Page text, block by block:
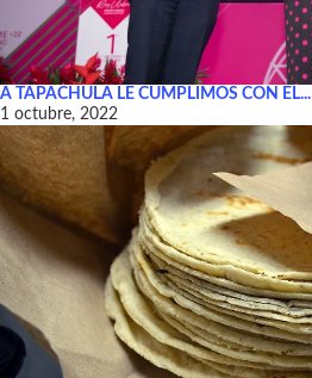
A TAPACHULA LE CUMPLIMOS CON EL...
1 octubre, 2022